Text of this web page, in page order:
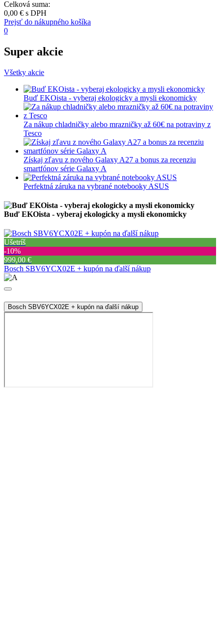
Celková suma:
0,00 € s DPH
Prejsť do nákupného košíka
0
Super akcie
Všetky akcie
Buď EKOista - vyberaj ekologicky a mysli ekonomicky
Za nákup chladničky alebo mrazničky až 60€ na potraviny z
Tesco
Získaj zľavu z nového Galaxy A27 a bonus za recenziu
smartfónov série Galaxy A
Perfektná záruka na vybrané notebooky ASUS
Buď EKOista - vyberaj ekologicky a mysli ekonomicky
Ušetríš
‐10%
999,00 €
Bosch SBV6YCX02E + kupón na ďalší nákup
Bosch SBV6YCX02E + kupón na ďalší nákup